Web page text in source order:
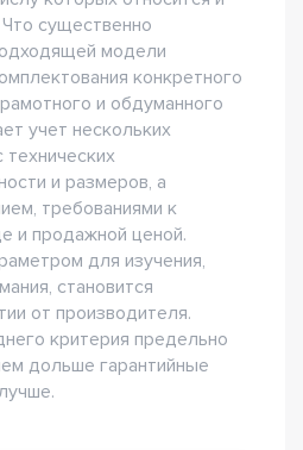
Что существенно
модели
конкретного
и обдуманного
учет нескольких
технических
и размеров, а
требованиями к
и продажной ценой.
для изучения,
становится
от производителя.
критерия предельно
дольше гарантийные